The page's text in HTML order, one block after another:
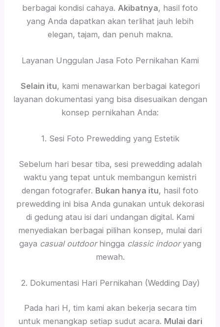
berbagai kondisi cahaya. Akibatnya, hasil foto
yang Anda dapatkan akan terlihat jauh lebih
elegan, tajam, dan penuh makna.
Layanan Unggulan Jasa Foto Pernikahan Kami
Selain itu, kami menawarkan berbagai kategori
layanan dokumentasi yang bisa disesuaikan dengan
konsep pernikahan Anda:
1. Sesi Foto Prewedding yang Estetik
Sebelum hari besar tiba, sesi prewedding adalah
waktu yang tepat untuk membangun kemistri
dengan fotografer. Bukan hanya itu, hasil foto
prewedding ini bisa Anda gunakan untuk dekorasi
di gedung atau isi dari undangan digital. Kami
menyediakan berbagai pilihan konsep, mulai dari
gaya casual outdoorhingga classic indooryang
mewah.
2. Dokumentasi Hari Pernikahan (Wedding Day)
Pada hari H, tim kami akan bekerja secara tim
untuk menangkap setiap sudut acara. Mulai dari